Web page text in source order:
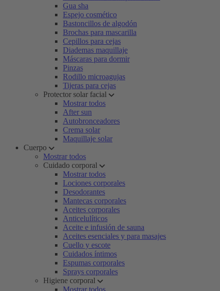
Gua sha
Espejo cosmético
Bastoncillos de algodón
Brochas para mascarilla
Cepillos para cejas
Diademas maquillaje
Máscaras para dormir
Pinzas
Rodillo microagujas
Tijeras para cejas
Protector solar facial
Mostrar todos
After sun
Autobronceadores
Crema solar
Maquillaje solar
Cuerpo
Mostrar todos
Cuidado corporal
Mostrar todos
Lociones corporales
Desodorantes
Mantecas corporales
Aceites corporales
Anticelulíticos
Aceite e infusión de sauna
Aceites esenciales y para masajes
Cuello y escote
Cuidados íntimos
Espumas corporales
Sprays corporales
Higiene corporal
Mostrar todos